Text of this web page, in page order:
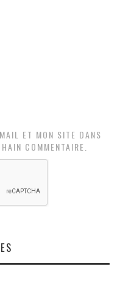
ET MON SITE DANS
COMMENTAIRE.